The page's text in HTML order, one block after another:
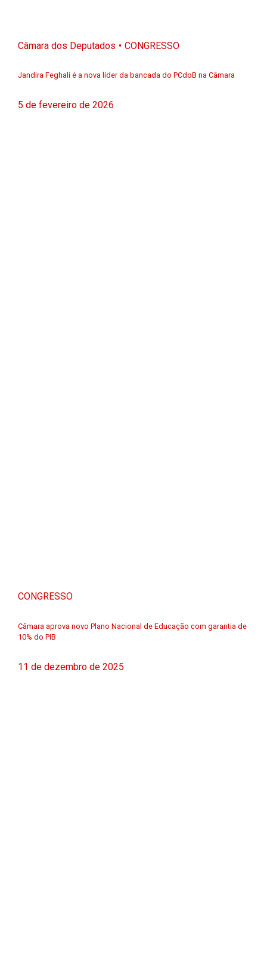
Câmara dos Deputados CONGRESSO
Jandira Feghali é a nova líder da bancada do PCdoB na Câmara
5 de fevereiro de 2026
CONGRESSO
Câmara aprova novo Plano Nacional de Educação com garantia de
10% do PIB
11 de dezembro de 2025